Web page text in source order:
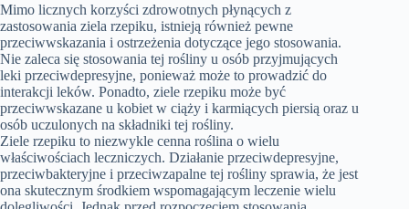
Mimo licznych korzyści zdrowotnych płynących z
zastosowania ziela rzepiku, istnieją również pewne
przeciwwskazania i ostrzeżenia dotyczące jego stosowania.
Nie zaleca się stosowania tej rośliny u osób przyjmujących
leki przeciwdepresyjne, ponieważ może to prowadzić do
interakcji leków. Ponadto, ziele rzepiku może być
przeciwwskazane u kobiet w ciąży i karmiących piersią oraz u
osób uczulonych na składniki tej rośliny.
Ziele rzepiku to niezwykle cenna roślina o wielu
właściwościach leczniczych. Działanie przeciwdepresyjne,
przeciwbakteryjne i przeciwzapalne tej rośliny sprawia, że jest
ona skutecznym środkiem wspomagającym leczenie wielu